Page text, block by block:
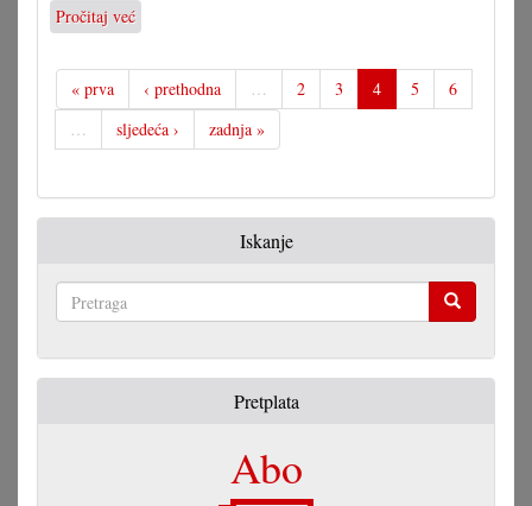
Pročitaj već
Igrokaz
»Soboslikar«
Koljnofu
« prva ‹ prethodna … 2 3 4 5
6
…
sljedeća › zadnja »
Iskanje
Pretplata
Abo